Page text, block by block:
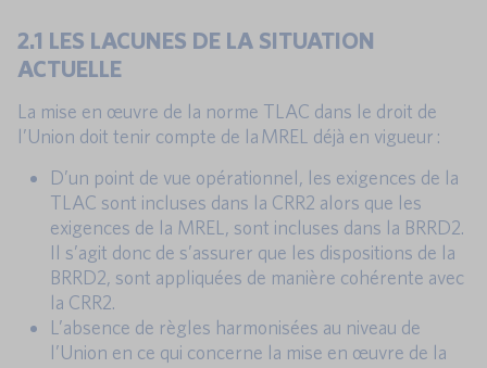
2.1 LES LACUNES DE LA SITUATION
ACTUELLE
La mise en œuvre de la norme TLAC dans le droit de
l’Union doit tenir compte de la MREL déjà en vigueur :
D’un point de vue opérationnel, les exigences de la
TLAC sont incluses dans la CRR2 alors que les
exigences de la MREL, sont incluses dans la BRRD2.
Il s’agit donc de s’assurer que les dispositions de la
BRRD2, sont appliquées de manière cohérente avec
la CRR2.
L’absence de règles harmonisées au niveau de
l’Union en ce qui concerne la mise en œuvre de la